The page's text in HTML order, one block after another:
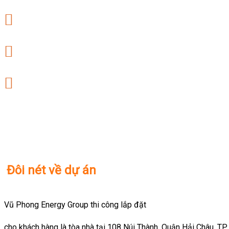
Đôi nét về dự án
Vũ Phong Energy Group thi công lắp đặt